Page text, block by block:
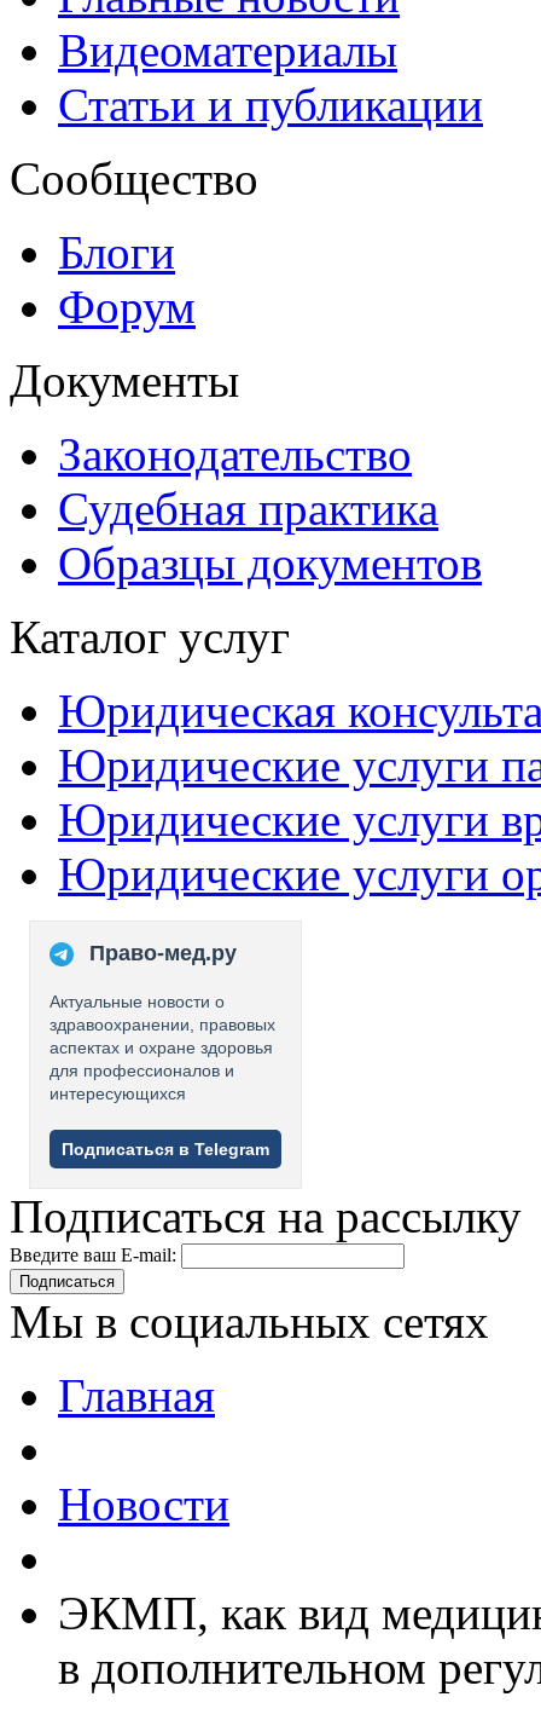
Видеоматериалы
Статьи и публикации
Сообщество
Блоги
Форум
Документы
Законодательство
Судебная практика
Образцы документов
Каталог услуг
Юридическая
Юридические услуги
Юридические услуги
Юридические услуги
Право-мед.ру
Актуальные новости о
здравоохранении, правовых
аспектах и охране здоровья
для профессионалов и
интересующихся
Подписаться в Telegram
Подписаться на рассылку
Введите ваш E-mail:
Подписаться
Мы в социальных сетях
Главная
Новости
ЭКМП, как вид
в дополнительном